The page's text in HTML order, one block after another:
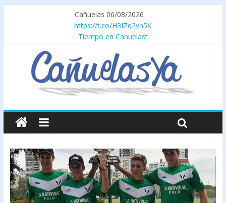
Cañuelas 06/08/2026
https://t.co/H3IZq2vh5X
Tiempo en Canuelast